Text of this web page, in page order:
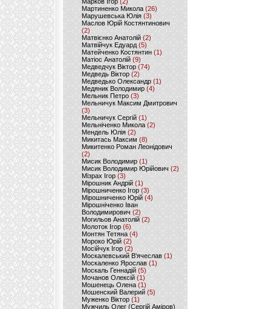
Мартиненко Микола (26)
Марушевська Юлія (3)
Маслов Юрій Костянтинович
(2)
Матвієнко Анатолій (2)
Матвійчук Едуард(5)
Матейченко Костянтин (1)
Матіос Анатолій (9)
Медведчук Віктор(74)
Медведь Віктор (2)
Медведько Олександр (1)
Медяник Володимир(4)
Мельник Петро (3)
Мельничук Максим Дмитрович
(3)
Мельничук Сергій (1)
Мельніченко Микола (2)
Мендель Юлія (2)
Микитась Максим (8)
Микитенко Роман Леонідович
(2)
Мисик Володимир (1)
Мисик Володимир Юрійович(2)
Мізрах Ігор(3)
Мірошник Андрій(1)
Мірошниченко Ігор (3)
Мірошниченко Юрій(4)
Мірошніченко Іван
Володимирович (2)
Могильов Анатолій (2)
Молоток Ігор (6)
Монтян Тетяна (4)
Мороко Юрій(2)
Мосійчук Ігор (2)
Москалевський В'ячеслав (1)
Москаленко Ярослав (1)
Москаль Геннадій (5)
Мочанов Олексій(1)
Мошенець Олена(1)
Мошенский Валерий (5)
Муженко Віктор (1)
Мужчиль Олег (Сергій Аміров)